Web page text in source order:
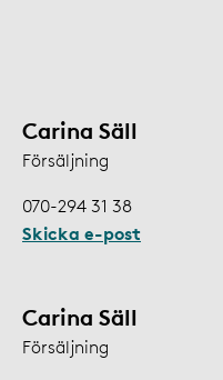
Carina Säll
Försäljning
070-294 31 38
Skicka e-post
Carina Säll
Försäljning